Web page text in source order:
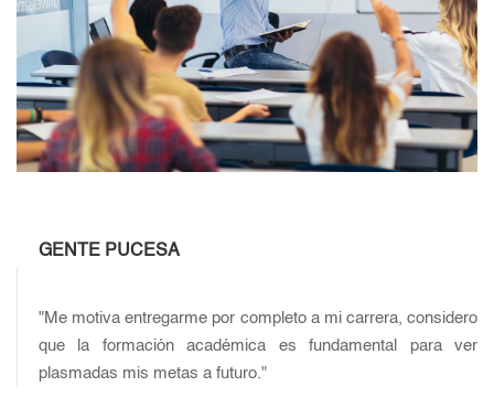
GENTE PUCESA
"Me motiva entregarme por completo a mi carrera, considero
que la formación académica es fundamental para ver
plasmadas mis metas a futuro."